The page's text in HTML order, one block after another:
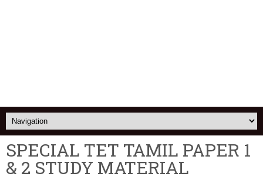
SPECIAL TET TAMIL PAPER 1
& 2 STUDY MATERIAL